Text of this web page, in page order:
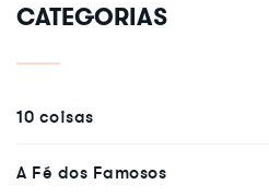
CATEGORIAS
10 coisas
A Fé dos Famosos